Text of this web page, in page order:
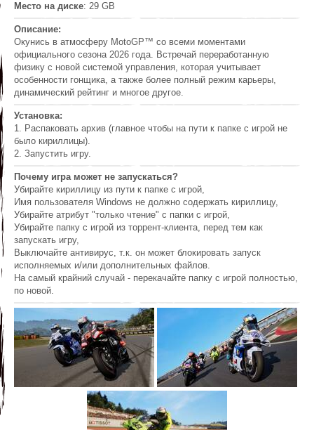
Место на диске: 29 GB
Описание:
Окунись в атмосферу MotoGP™ со всеми моментами
официального сезона 2026 года. Встречай переработанную
физику с новой системой управления, которая учитывает
особенности гонщика, а также более полный режим карьеры,
динамический рейтинг и многое другое.
Установка:
1. Распаковать архив (главное чтобы на пути к папке с игрой не
было кириллицы).
2. Запустить игру.
Почему игра может не запускаться?
Убирайте кириллицу из пути к папке с игрой,
Имя пользователя Windows не должно содержать кириллицу,
Убирайте атрибут "только чтение" с папки с игрой,
Убирайте папку с игрой из торрент-клиента, перед тем как
запускать игру,
Выключайте антивирус, т.к. он может блокировать запуск
исполняемых и/или дополнительных файлов.
На самый крайний случай - перекачайте папку с игрой полностью,
по новой.